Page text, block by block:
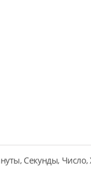
Секунды, Число,